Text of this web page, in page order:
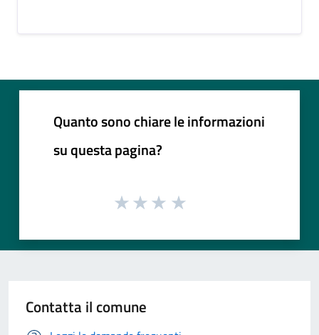
Quanto sono chiare le informazioni
su questa pagina?
Contatta il comune